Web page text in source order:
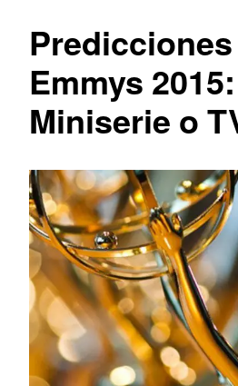
Emmys 2015:
Miniserie o